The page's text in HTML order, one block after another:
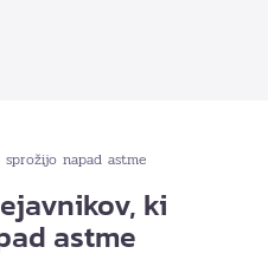
napad astme
ki
astme